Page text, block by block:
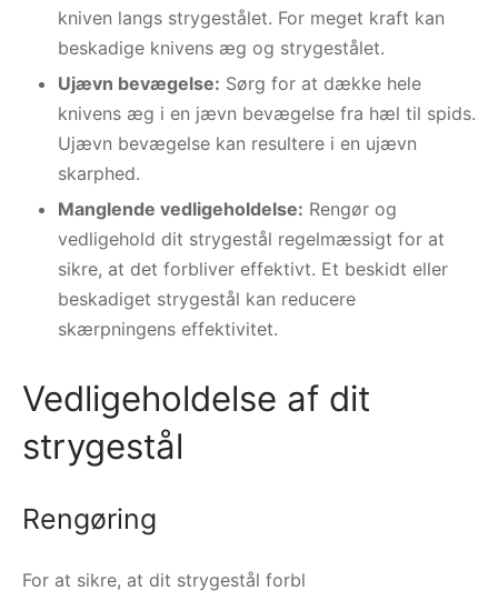
kniven langs strygestålet. For meget kraft kan
beskadige knivens æg og strygestålet.
Ujævn bevægelse: Sørg for at dække hele
knivens æg i en jævn bevægelse fra hæl til spids.
Ujævn bevægelse kan resultere i en ujævn
skarphed.
Manglende vedligeholdelse: Rengør og
vedligehold dit strygestål regelmæssigt for at
sikre, at det forbliver effektivt. Et beskidt eller
beskadiget strygestål kan reducere
skærpningens effektivitet.
Vedligeholdelse af dit
strygestål
Rengøring
For at sikre, at dit strygestål forbl